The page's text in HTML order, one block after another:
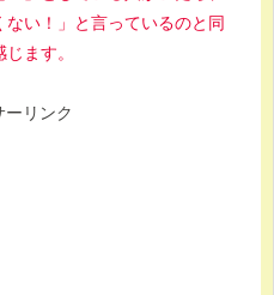
い！」と言っているのと同
ます。
ーリンク